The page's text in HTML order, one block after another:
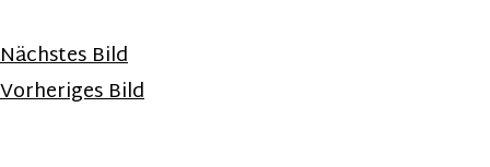
Nächstes Bild
Vorheriges Bild